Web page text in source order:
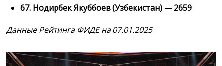
67. Нодирбек Якуббоев (Узбекистан) — 2659
Данные Рейтинга ФИДЕ на 07.01.2025